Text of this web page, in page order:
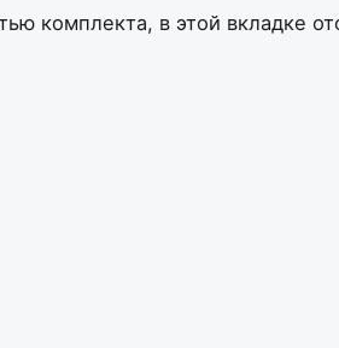
комплекта, в этой вкладке